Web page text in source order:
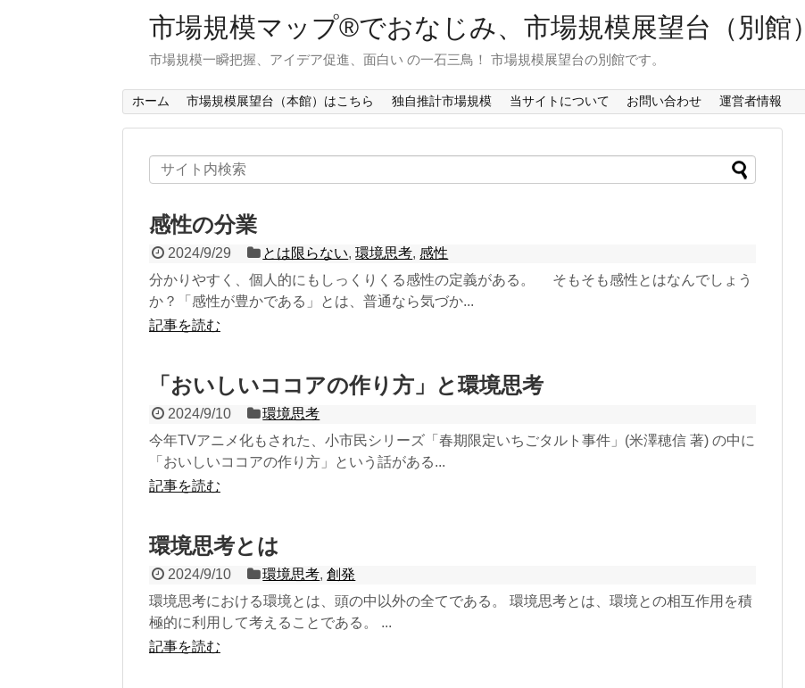
市場規模マップ®でおなじみ、市場規模展望台（別館）
市場規模一瞬把握、アイデア促進、面白い の一石三鳥！ 市場規模展望台の別館です。
ホーム 市場規模展望台（本館）はこちら 独自推計市場規模 当サイトについて お問い合わせ 運営者情報
感性の分業
2024/9/29 とは限らない,環境思考,感性
分かりやすく、個人的にもしっくりくる感性の定義がある。 そもそも感性とはなんでしょう
か？「感性が豊かである」とは、普通なら気づか...
記事を読む
「おいしいココアの作り方」と環境思考
2024/9/10
環境思考
今年TVアニメ化もされた、小市民シリーズ「春期限定いちごタルト事件」(米澤穂信 著) の中に
「おいしいココアの作り方」という話がある...
記事を読む
環境思考とは
2024/9/10 環境思考,創発
環境思考における環境とは、頭の中以外の全てである。 環境思考とは、環境との相互作用を積
極的に利用して考えることである。 ...
記事を読む